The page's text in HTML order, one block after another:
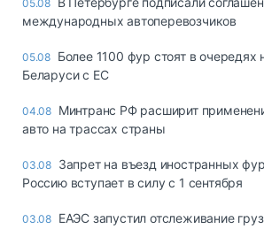
05.08
международных автоперевозчиков
05.08 Более 1100 фур стоят в очередях
Беларуси с ЕС
04.08 Минтранс РФ расширит
авто на трассах страны
03.08 Запрет на въезд иностранных
Россию вступает в силу с 1 сентября
03.08 ЕАЭС запустил отслеживание